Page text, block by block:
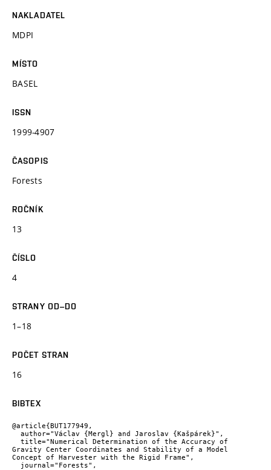
NAKLADATEL
MDPI
MÍSTO
BASEL
ISSN
1999-4907
ČASOPIS
Forests
ROČNÍK
13
ČÍSLO
4
STRANY OD–DO
1–18
POČET STRAN
16
BIBTEX
@article{BUT177949,
Gravity Center Coordinates and Stability of a Model
Concept of Harvester with the Rigid Frame",